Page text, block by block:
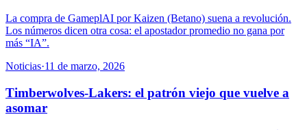
La compra de GameplAI por Kaizen (Betano) suena a revolución.
Los números dicen otra cosa: el apostador promedio no gana por
más “IA”.
Noticias·11 de marzo, 2026
Timberwolves-Lakers: el patrón viejo que vuelve a
asomar